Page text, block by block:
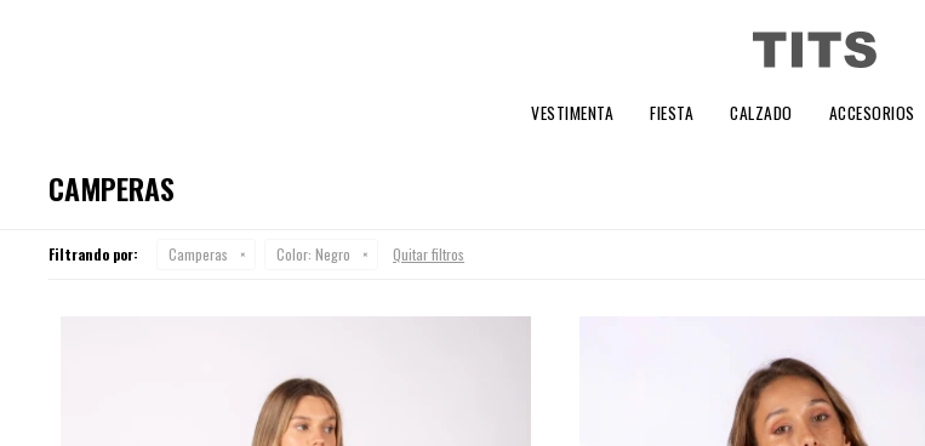
VESTIMENTA FIESTA CALZADO ACCESORIOS
CAMPERAS
Filtrando por: Camperas Color: Negro Quitar filtros